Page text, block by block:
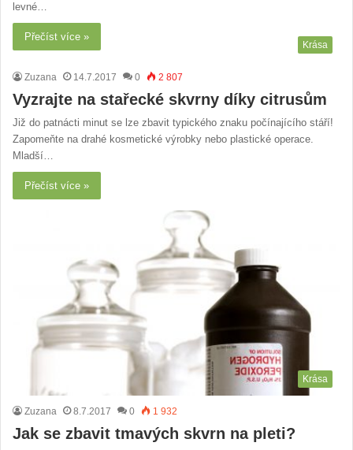
levné…
Přečíst více »
Krása
Zuzana 14.7.2017 0 2 807
Vyzrajte na stařecké skvrny díky citrusům
Již do patnácti minut se lze zbavit typického znaku počínajícího stáří!
Zapomeňte na drahé kosmetické výrobky nebo plastické operace.
Mladší…
Přečíst více »
Krása
Zuzana 8.7.2017 0 1 932
Jak se zbavit tmavých skvrn na pleti?